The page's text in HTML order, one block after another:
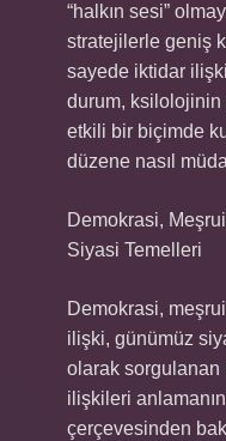
“halkın sesi”
stratejilerle geniş
sayede iktidar
durum, ksilolojinin
etkili bir biçimde
düzene nasıl
Demokrasi,
Siyasi Temelleri
Demokrasi,
ilişki, günümüz
olarak sorgulanan
ilişkileri
çerçevesinden